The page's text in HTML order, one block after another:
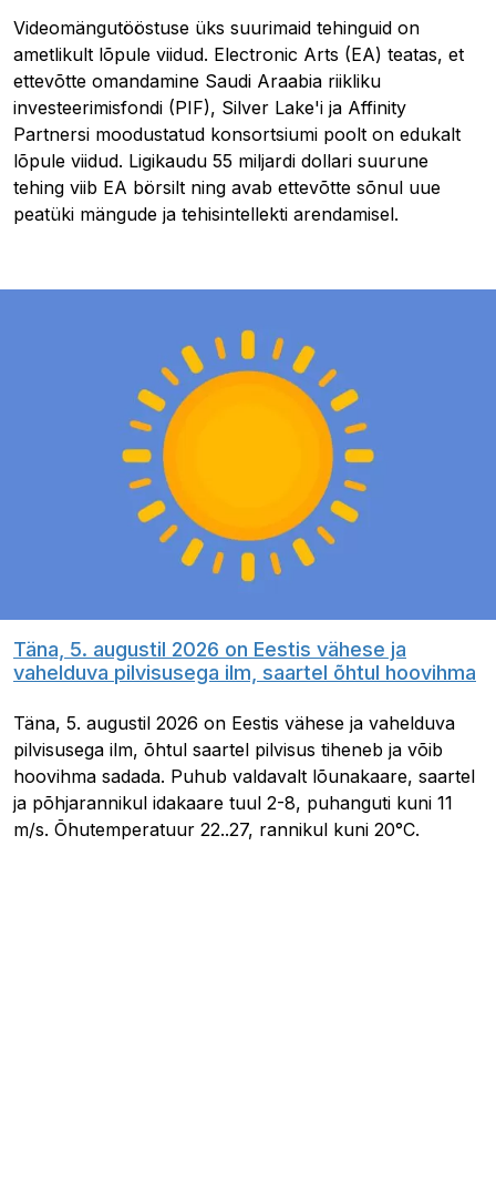
Videomängutööstuse üks suurimaid tehinguid on
ametlikult lõpule viidud. Electronic Arts (EA) teatas, et
ettevõtte omandamine Saudi Araabia riikliku
investeerimisfondi (PIF), Silver Lake'i ja Affinity
Partnersi moodustatud konsortsiumi poolt on edukalt
lõpule viidud. Ligikaudu 55 miljardi dollari suurune
tehing viib EA börsilt ning avab ettevõtte sõnul uue
peatüki mängude ja tehisintellekti arendamisel.
Täna, 5. augustil 2026 on Eestis vähese ja
vahelduva pilvisusega ilm, saartel õhtul hoovihma
Täna, 5. augustil 2026 on Eestis vähese ja vahelduva
pilvisusega ilm, õhtul saartel pilvisus tiheneb ja võib
hoovihma sadada. Puhub valdavalt lõunakaare, saartel
ja põhjarannikul idakaare tuul 2-8, puhanguti kuni 11
m/s. Õhutemperatuur 22..27, rannikul kuni 20°C.